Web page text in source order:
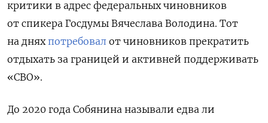
критики в адрес федеральных чиновников
от спикера Госдумы Вячеслава Володина. Тот
на днях потребовал от чиновников прекратить
отдыхать за границей и активней поддерживать
«СВО».
До 2020 года Собянина называли едва ли